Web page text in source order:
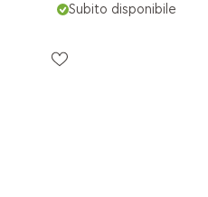
Subito disponibile